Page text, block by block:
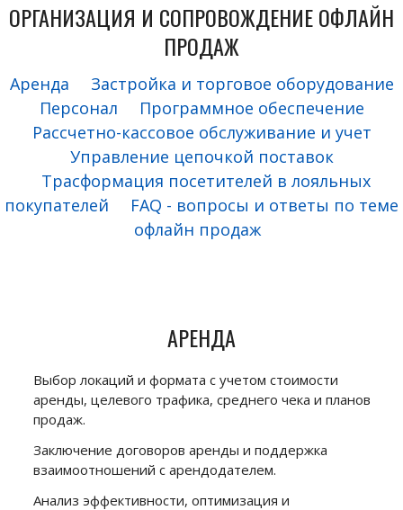
ОРГАНИЗАЦИЯ И СОПРОВОЖДЕНИЕ ОФЛАЙН
ПРОДАЖ
Аренда
Застройка и торговое оборудование
Персонал
Программное обеспечение
Рассчетно-кассовое обслуживание и учет
Управление цепочкой поставок
Трасформация посетителей в лояльных
покупателей
FAQ - вопросы и ответы по теме
офлайн продаж
АРЕНДА
Выбор локаций и формата с учетом стоимости
аренды, целевого трафика, среднего чека и планов
продаж.
Заключение договоров аренды и поддержка
взаимоотношений с арендодателем.
Анализ эффективности, оптимизация и